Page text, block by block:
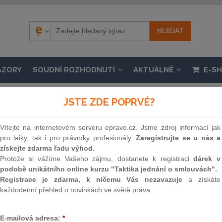
SOUDNÍ ROZHODNUTÍ AKTUÁLNĚ E-
ZAHRANIČNÍCH VĚCÍ Č. 28/2021 SB. M.
věcí, kterým se vyhlašuje oprava českého
republiky a vládou Řecké republiky o
oboru daní z příjmu
2. 7. 2021, částka 20 / 2021
JSTE ZDE POPRVÉ?
Vítejte na internetovém serveru epravo.cz. Jsme zdroj informací jak
pro laiky, tak i pro právníky profesionály.Zaregistrujte se u nás a
získejte zdarma řadu výhod.
Protože si vážíme Vašeho zájmu, dostanete k registracidárek v
podobě unikátního online kurzu "Taktika jednání o smlouvách".
Registrace je zdarma, k ničemu Vás nezavazuje a získáte
každodenní přehled o novinkách ve světě práva.
E-mailová adresa: *